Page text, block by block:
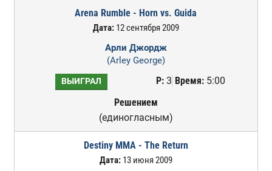
Arena Rumble - Horn vs. Guida
Дата:12 сентября 2009
Арли Джордж
(Arley George)
ВЫИГРАЛ Р:3 Время:5:00
Решением
(единогласным)
Destiny MMA - The Return
Дата:13 июня 2009